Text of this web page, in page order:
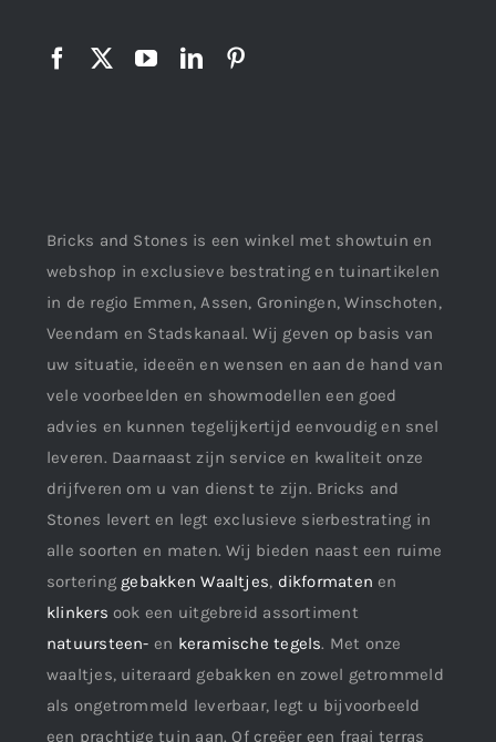
Bricks and Stones is een winkel met showtuin en
webshop in exclusieve bestrating en tuinartikelen
in de regio Emmen, Assen, Groningen, Winschoten,
Veendam en Stadskanaal. Wij geven op basis van
uw situatie, ideeën en wensen en aan de hand van
vele voorbeelden en showmodellen een goed
advies en kunnen tegelijkertijd eenvoudig en snel
leveren. Daarnaast zijn service en kwaliteit onze
drijfveren om u van dienst te zijn. Bricks and
Stones levert en legt exclusieve sierbestrating in
alle soorten en maten. Wij bieden naast een ruime
sortering gebakken Waaltjes, dikformaten en
klinkers ook een uitgebreid assortiment
natuursteen- en keramische tegels. Met onze
waaltjes, uiteraard gebakken en zowel getrommeld
als ongetrommeld leverbaar, legt u bijvoorbeeld
een prachtige tuin aan. Of creëer een fraai terras